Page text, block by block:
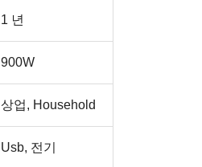
1 년
900W
상업, Household
Usb, 전기